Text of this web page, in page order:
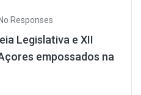
No Responses
Legislativa e XII
empossados na